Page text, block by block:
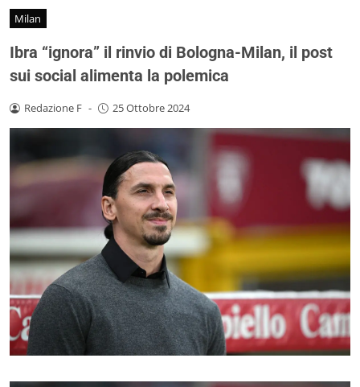
Milan
Ibra “ignora” il rinvio di Bologna-Milan, il post
sui social alimenta la polemica
Redazione F - 25 Ottobre 2024